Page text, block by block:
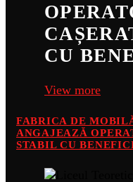
CU
View more
FABRICA DE
ANGAJEAZĂ
STABIL CU